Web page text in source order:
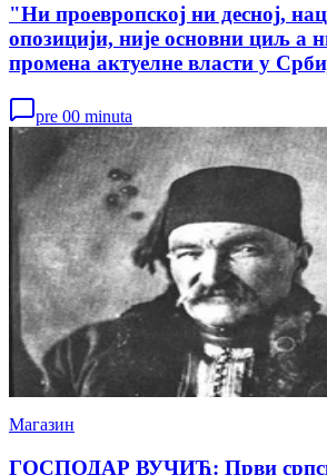
"Ни проевропској ни десној,
опозицији, није основни циљ а
промена актуелне власти у
pre 00 minuta
Магазин
ГОСПОДАР ВУЧИЋ: Први